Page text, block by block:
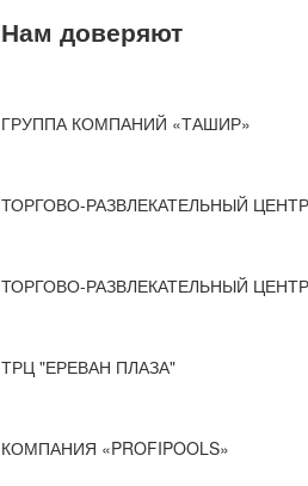
Нам доверяют
ГРУППА КОМПАНИЙ «ТАШИР»
ТОРГОВО-РАЗВЛЕКАТЕЛЬНЫЙ
ТОРГОВО-РАЗВЛЕКАТЕЛЬНЫЙ
ТРЦ "ЕРЕВАН ПЛАЗА"
КОМПАНИЯ «PROFIPOOLS»